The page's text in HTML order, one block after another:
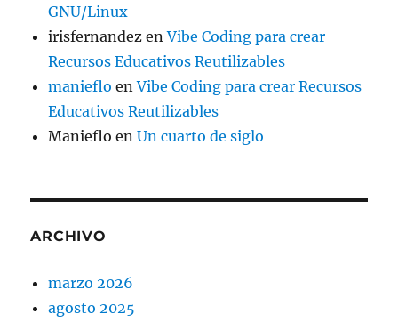
GNU/Linux
irisfernandez enVibe Coding para crear
Recursos Educativos Reutilizables
manieflo enVibe Coding para crear Recursos
Educativos Reutilizables
Manieflo enUn cuarto de siglo
ARCHIVO
marzo 2026
agosto 2025